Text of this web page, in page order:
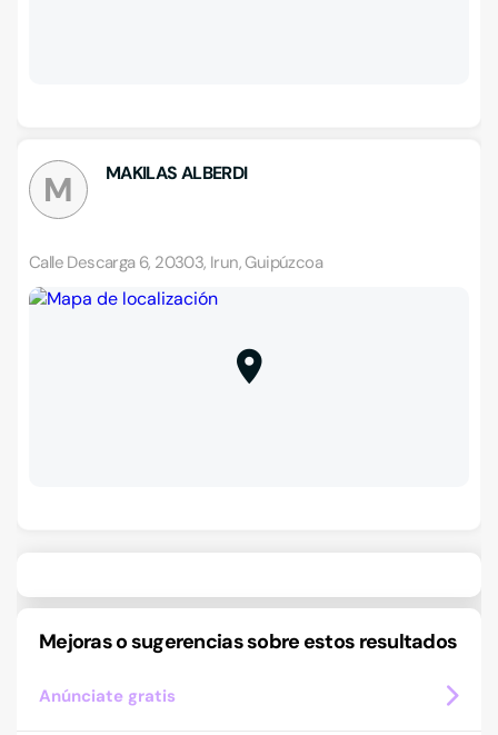
M MAKILAS ALBERDI
Calle Descarga 6, 20303, Irun, Guipúzcoa
Mejoras o sugerencias sobre estos resultados
Anúnciate gratis